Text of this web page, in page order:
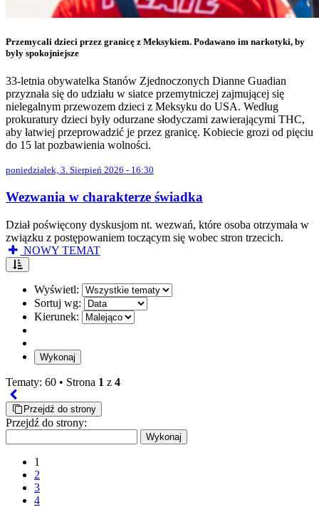
Przemycali dzieci przez granicę z Meksykiem. Podawano im narkotyki, by
były spokojniejsze
33-letnia obywatelka Stanów Zjednoczonych Dianne Guadian
przyznała się do udziału w siatce przemytniczej zajmującej się
nielegalnym przewozem dzieci z Meksyku do USA. Według
prokuratury dzieci były odurzane słodyczami zawierającymi THC,
aby łatwiej przeprowadzić je przez granicę. Kobiecie grozi od pięciu
do 15 lat pozbawienia wolności.
poniedziałek, 3. Sierpień 2026 - 16:30
Wezwania w charakterze świadka
Dział poświęcony dyskusjom nt. wezwań, które osoba otrzymała w
związku z postępowaniem toczącym się wobec stron trzecich.
NOWY TEMAT
Wyświetl:
Sortuj wg:
Kierunek:
Tematy: 60 • Strona 1 z 4
Przejdź do strony
Przejdź do strony:
1
2
3
4